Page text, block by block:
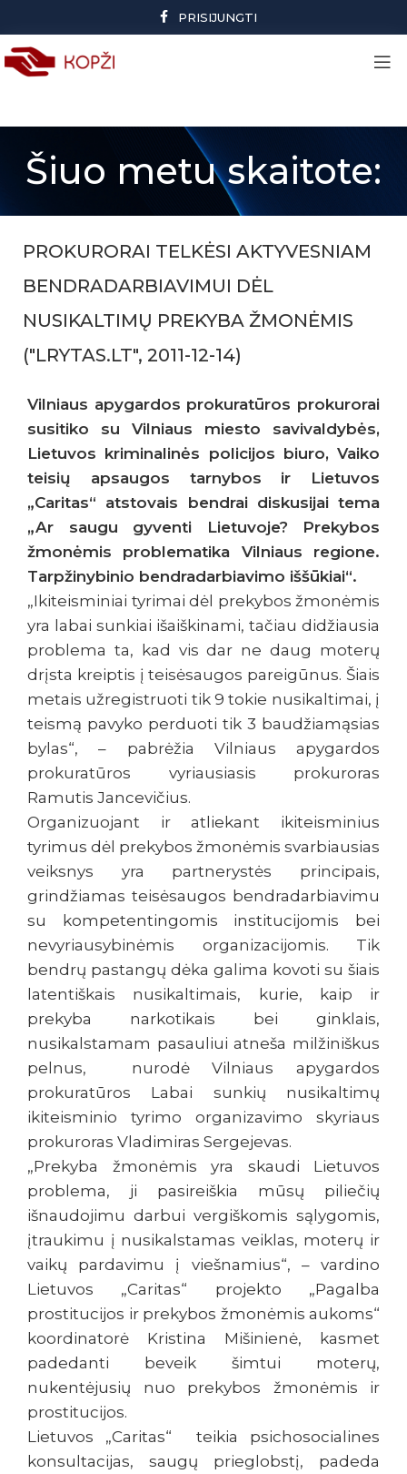
PRISIJUNGTI
Šiuo metu skaitote:
PROKURORAI TELKĖSI AKTYVESNIAM
BENDRADARBIAVIMUI DĖL
NUSIKALTIMŲ PREKYBA ŽMONĖMIS
("LRYTAS.LT", 2011-12-14)
Vilniaus apygardos prokuratūros prokurorai
susitiko su Vilniaus miesto savivaldybės,
Lietuvos kriminalinės policijos biuro, Vaiko
teisių apsaugos tarnybos ir Lietuvos
„Caritas“ atstovais bendrai diskusijai tema
„Ar saugu gyventi Lietuvoje? Prekybos
žmonėmis problematika Vilniaus regione.
Tarpžinybinio bendradarbiavimo iššūkiai“.
„Ikiteisminiai tyrimai dėl prekybos žmonėmis
yra labai sunkiai išaiškinami, tačiau didžiausia
problema ta, kad vis dar ne daug moterų
drįsta kreiptis į teisėsaugos pareigūnus. Šiais
metais užregistruoti tik 9 tokie nusikaltimai, į
teismą pavyko perduoti tik 3 baudžiamąsias
bylas“, – pabrėžia Vilniaus apygardos
prokuratūros vyriausiasis prokuroras
Ramutis Jancevičius.
Organizuojant ir atliekant ikiteisminius
tyrimus dėl prekybos žmonėmis svarbiausias
veiksnys yra partnerystės principais,
grindžiamas teisėsaugos bendradarbiavimu
su kompetentingomis institucijomis bei
nevyriausybinėmis organizacijomis. Tik
bendrų pastangų dėka galima kovoti su šiais
latentiškais nusikaltimais, kurie, kaip ir
prekyba narkotikais bei ginklais,
nusikalstamam pasauliui atneša milžiniškus
pelnus, nurodė Vilniaus apygardos
prokuratūros Labai sunkių nusikaltimų
ikiteisminio tyrimo organizavimo skyriaus
prokuroras Vladimiras Sergejevas.
„Prekyba žmonėmis yra skaudi Lietuvos
problema, ji pasireiškia mūsų piliečių
išnaudojimu darbui vergiškomis sąlygomis,
įtraukimu į nusikalstamas veiklas, moterų ir
vaikų pardavimu į viešnamius“, – vardino
Lietuvos „Caritas“ projekto „Pagalba
prostitucijos ir prekybos žmonėmis aukoms“
koordinatorė Kristina Mišinienė, kasmet
padedanti beveik šimtui moterų,
nukentėjusių nuo prekybos žmonėmis ir
prostitucijos.
Lietuvos „Caritas“ teikia psichosocialines
konsultacijas, saugų prieglobstį, padeda